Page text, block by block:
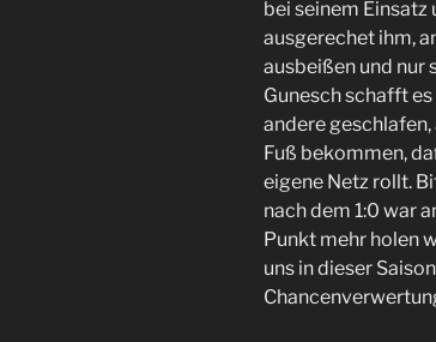
bei seinem Einsatz
ausgerechet ihm,
ausbeißen und nur
Gunesch schafft
andere
Fuß bekommen,
eigene Netz rollt.
nach dem 1:0 war
Punkt mehr holen
uns in dieser